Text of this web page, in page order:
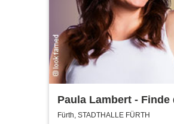
Paula Lambert - Finde
gut, sonst findet dich
Fürth, STADTHALLE FÜRTH